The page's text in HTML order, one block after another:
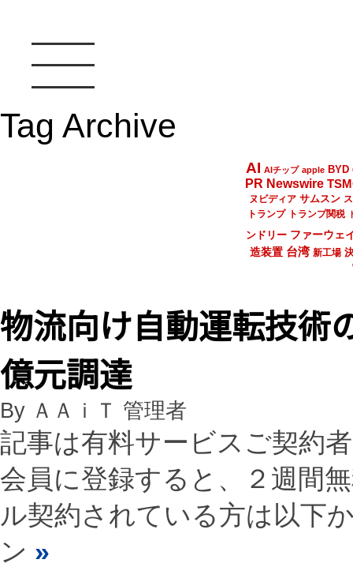
Tag Archive
AI AIチップ apple BYD
PR Newswire
ヌビディア サムスン
トランプ
トランプ関税
ンドリー ファーウェ
造装置 台湾 新工場
物流向け自動運転技術
億元調達
By ＡＡｉＴ 管理者
記事は有料サービスご契約
会員に登録すると、２週間
ル契約されている方は以下
ン »